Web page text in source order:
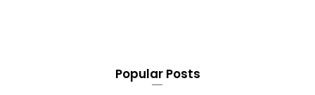
Popular Posts